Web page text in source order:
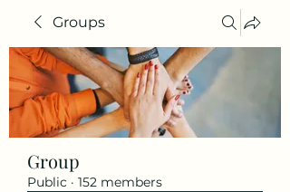
Groups
Group
Public · 152 members